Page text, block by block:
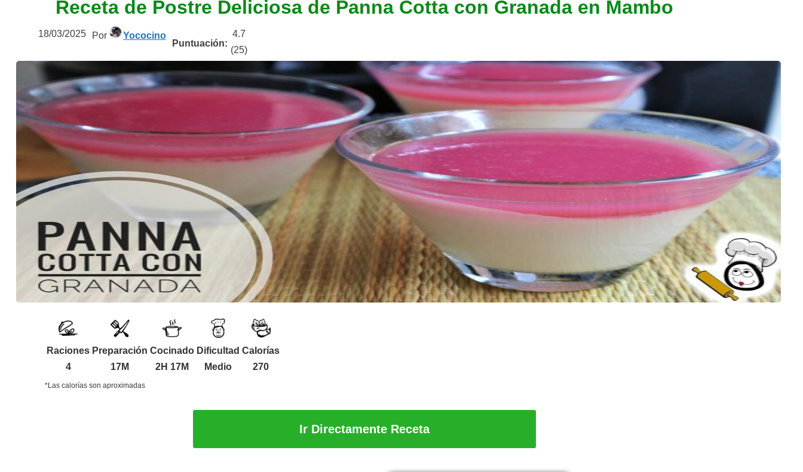
Receta de Postre Deliciosa de Panna Cotta con Granada en Mambo
18/03/2025 Por Yococino
Puntuación:
4.7
(25)
Raciones
4
Preparación
17M
Cocinado
2H 17M
Dificultad
Medio
Calorías
270
*Las calorías son aproximadas
Ir Directamente Receta